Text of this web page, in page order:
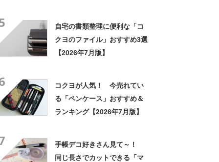
自宅の書類整理に便利な「コ
クヨのファイル」おすすめ3選
【2026年7月版】
コクヨが人気！ 今売れてい
る「ペンケース」おすすめ＆
ランキング【2026年7月版】
手帳デコ好きさん見て～！
同じ長さでカットできる「マ